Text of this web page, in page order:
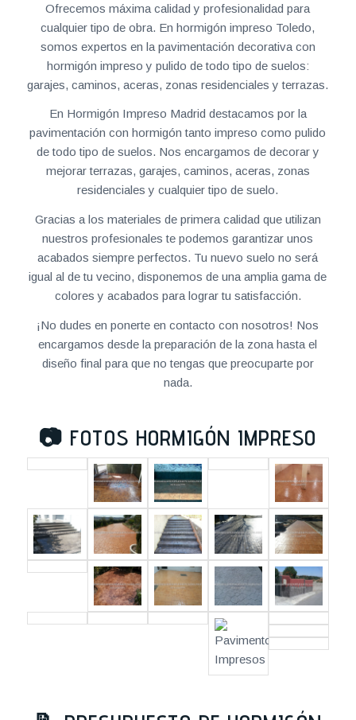
Ofrecemos máxima calidad y profesionalidad para
cualquier tipo de obra. En hormigón impreso Toledo,
somos expertos en la pavimentación decorativa con
hormigón impreso y pulido de todo tipo de suelos:
garajes, caminos, aceras, zonas residenciales y terrazas.
En Hormigón Impreso Madrid destacamos por la
pavimentación con hormigón tanto impreso como pulido
de todo tipo de suelos. Nos encargamos de decorar y
mejorar terrazas, garajes, caminos, aceras, zonas
residenciales y cualquier tipo de suelo.
Gracias a los materiales de primera calidad que utilizan
nuestros profesionales te podemos garantizar unos
acabados siempre perfectos. Tu nuevo suelo no será
igual al de tu vecino, disponemos de una amplia gama de
colores y acabados para lograr tu satisfacción.
¡No dudes en ponerte en contacto con nosotros! Nos
encargamos desde la preparación de la zona hasta el
diseño final para que no tengas que preocuparte por
nada.
📷 FOTOS HORMIGÓN IMPRESO